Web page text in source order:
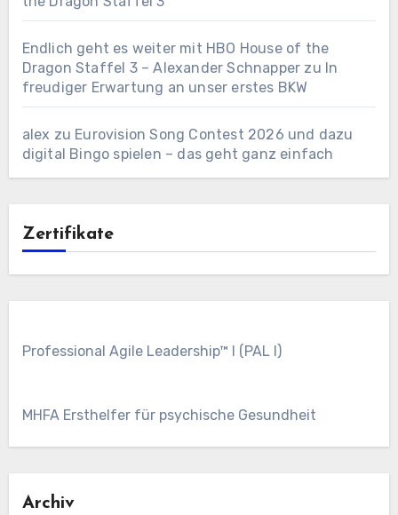
Endlich geht es weiter mit HBO House of the
Dragon Staffel 3 – Alexander Schnapper zu In
freudiger Erwartung an unser erstes BKW
alex zu Eurovision Song Contest 2026 und dazu
digital Bingo spielen – das geht ganz einfach
Zertifikate
Professional Agile Leadership™ I (PAL I)
MHFA Ersthelfer für psychische Gesundheit
Archiv